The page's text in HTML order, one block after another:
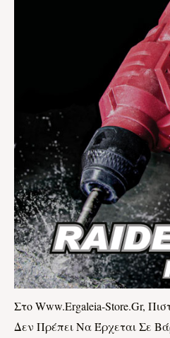
Στο Www.ergaleia-Store.gr,
Δεν Πρέπει Να Έρχεται Σε